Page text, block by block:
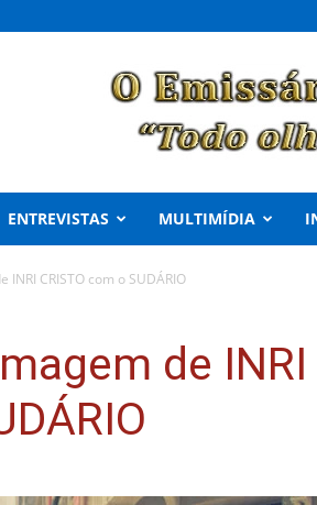
ENTREVISTAS MULTIMÍDIA
CRISTO com o SUDÁRIO
de INRI